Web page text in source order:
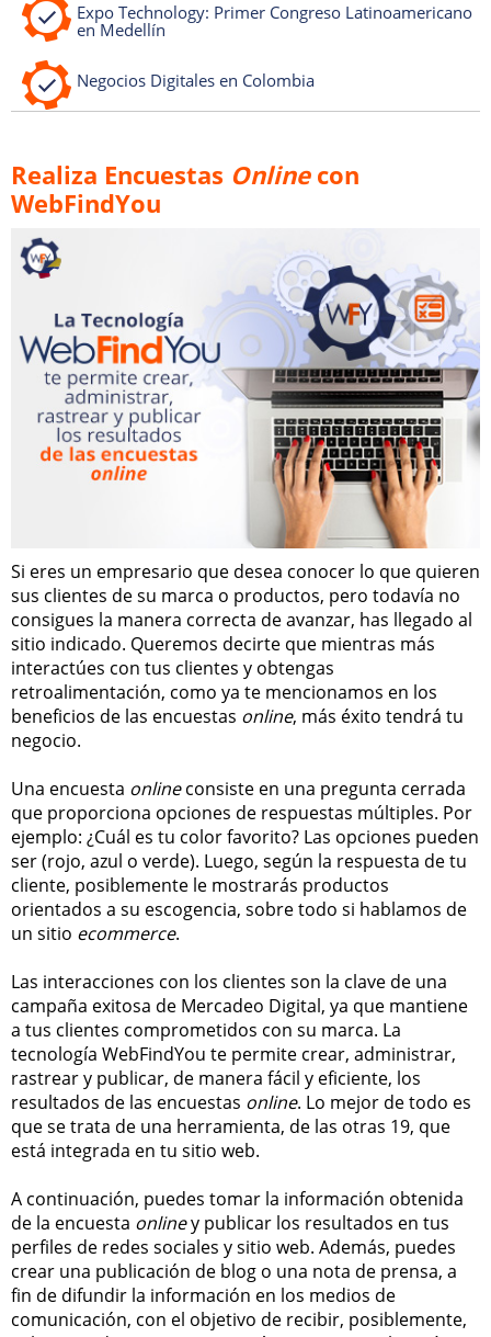
Expo Technology: Primer Congreso Latinoamericano
en Medellín
Negocios Digitales en Colombia
Realiza Encuestas Onlinecon
WebFindYou
Si eres un empresario que desea conocer lo que quieren
sus clientes de su marca o productos, pero todavía no
consigues la manera correcta de avanzar, has llegado al
sitio indicado. Queremos decirte que mientras más
interactúes con tus clientes y obtengas
retroalimentación, como ya te mencionamos en los
beneficios de las encuestas online, más éxito tendrá tu
negocio.
Una encuesta onlineconsiste en una pregunta cerrada
que proporciona opciones de respuestas múltiples. Por
ejemplo: ¿Cuál es tu color favorito? Las opciones pueden
ser (rojo, azul o verde). Luego, según la respuesta de tu
cliente, posiblemente le mostrarás productos
orientados a su escogencia, sobre todo si hablamos de
un sitio ecommerce.
Las interacciones con los clientes son la clave de una
campaña exitosa de Mercadeo Digital, ya que mantiene
a tus clientes comprometidos con su marca. La
tecnología WebFindYou te permite crear, administrar,
rastrear y publicar, de manera fácil y eficiente, los
resultados de las encuestas online. Lo mejor de todo es
que se trata de una herramienta, de las otras 19, que
está integrada en tu sitio web.
A continuación, puedes tomar la información obtenida
de la encuesta onliney publicar los resultados en tus
perfiles de redes sociales y sitio web. Además, puedes
crear una publicación de blog o una nota de prensa, a
fin de difundir la información en los medios de
comunicación, con el objetivo de recibir, posiblemente,